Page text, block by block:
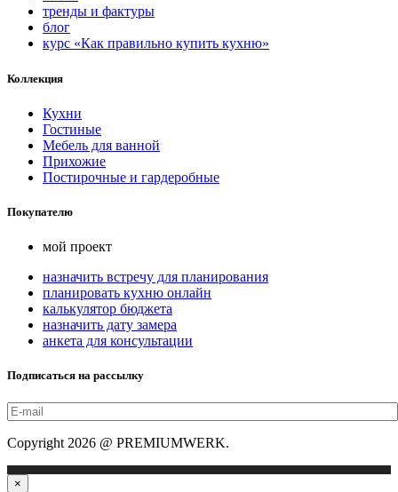
тренды и фактуры
блог
курс «Как правильно купить кухню»
Коллекция
Кухни
Гостиные
Мебель для ванной
Прихожие
Постирочные и гардеробные
Покупателю
мой проект
назначить встречу для планирования
планировать кухню онлайн
калькулятор бюджета
назначить дату замера
анкета для консультации
Подписаться на рассылку
Copyright 2026 @ PREMIUMWERK.
×